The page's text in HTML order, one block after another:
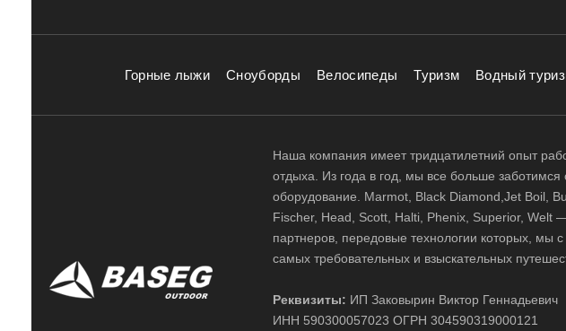
Горные лыжи Сноуборды Велосипеды Туризм Водный
Наша компания имеет тридцатилетний опыт
отдыха. Из года в год, мы все больше
оборудование. Marmot, Black Diamond,Jet Boil,
Fischer, Head, Scott, Halti, Phenix, Superior, Welt
партнеров, передовые технологии которых, мы
самых требовательных и взыскательных
Реквизиты: ИП Заковырин Виктор Геннадьевич
ИНН 590300057023 ОГРН 304590319000121